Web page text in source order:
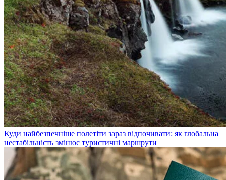
Куди найбезпечніше полетіти зараз відпочивати: як глобальна
нестабільність змінює туристичні маршрути